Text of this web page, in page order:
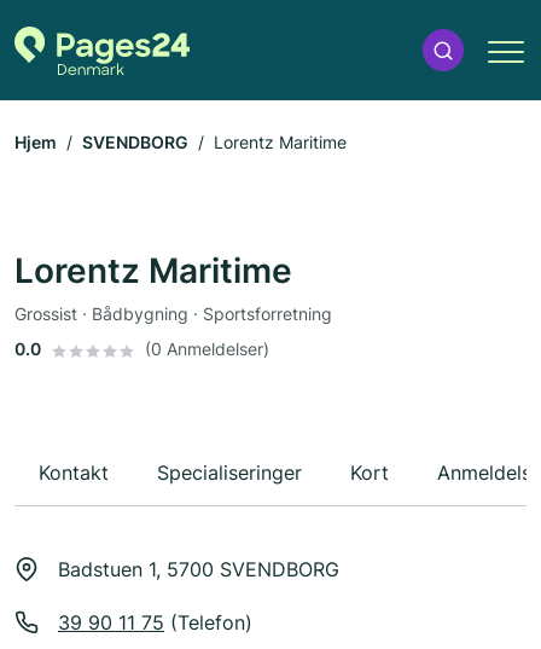
Hjem SVENDBORG Lorentz Maritime
Lorentz Maritime
Grossist · Bådbygning · Sportsforretning
0.0
(0 Anmeldelser)
Kontakt Specialiseringer Kort
Badstuen 1, 5700 SVENDBORG
39 90 11 75 (Telefon)